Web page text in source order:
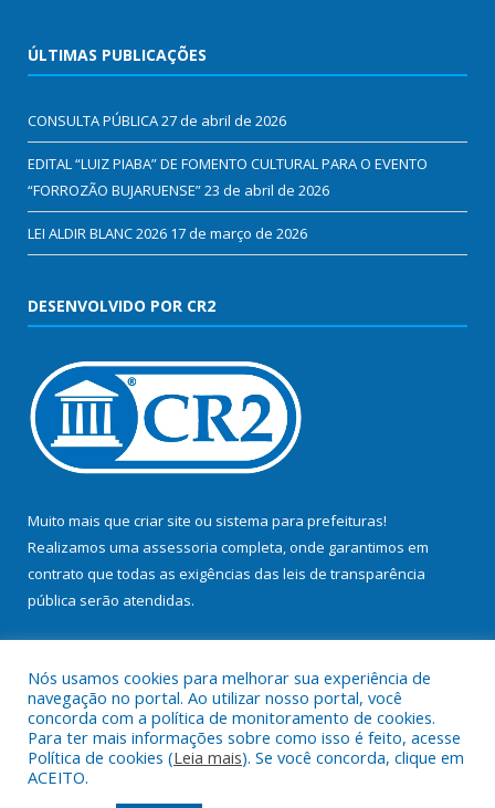
ÚLTIMAS PUBLICAÇÕES
CONSULTA PÚBLICA27 de abril de 2026
EDITAL “LUIZ PIABA” DE FOMENTO CULTURAL PARA O EVENTO
“FORROZÃO BUJARUENSE”23 de abril de 2026
LEI ALDIR BLANC 2026 17 de março de 2026
DESENVOLVIDO POR CR2
Muito mais que criar site ou sistema para prefeituras!
Realizamos uma assessoria completa, onde garantimos em
contrato que todas as exigências das leis de transparência
pública serão atendidas.
Todos os direitos reservados a Prefeitura Municipal de Bujaru.
Nós usamos cookies para melhorar sua experiência de
navegação no portal. Ao utilizar nosso portal, você
concorda com a política de monitoramento de cookies.
Para ter mais informações sobre como isso é feito, acesse
Política de cookies (Leia mais). Se você concorda, clique em
ACEITO.